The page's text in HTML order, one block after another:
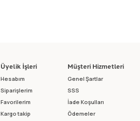
Üyelik İşleri
Hesabım
Siparişlerim
Favorilerim
Kargo takip
Müşteri Hizmetleri
Genel Şartlar
SSS
İade Koşulları
Ödemeler